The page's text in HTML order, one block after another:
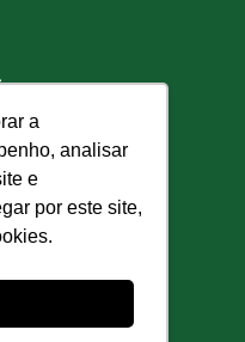
a
analisar
e
por este site,